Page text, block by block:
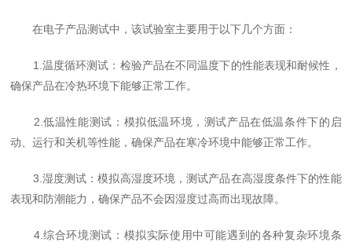
在电子产品测试中，该试验室主要用于以下几个方面：
1.温度循环测试：检验产品在不同温度下的性能表现和耐候性，
确保产品在冷热环境下能够正常工作。
2.低温性能测试：模拟低温环境，测试产品在低温条件下的启
动、运行和关机等性能，确保产品在寒冷环境中能够正常工作。
3.湿度测试：模拟高湿度环境，测试产品在高湿度条件下的性能
表现和防潮能力，确保产品不会因湿度过高而出现故障。
4.综合环境测试：模拟实际使用中可能遇到的各种复杂环境条